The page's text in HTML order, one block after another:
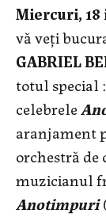
Miercuri, 18
vă veţi
GABRIEL
totul special
celebrele
aranjament
orchestră de
muzicianul
Anotimpuri